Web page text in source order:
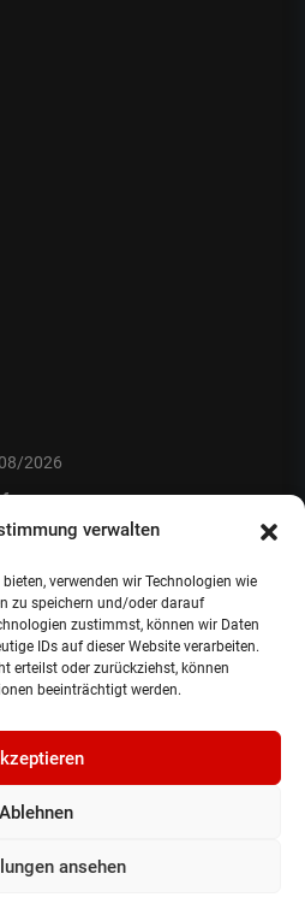
verwalten
verwenden wir Technologien wie
zu speichern und/oder darauf
zustimmst, können wir Daten
IDs auf dieser Website verarbeiten.
erteilst oder zurückziehst, können
beeinträchtigt werden.
Ablehnen
ansehen
2026
2026
:-)
SportwagenhandelsgmbH.
|